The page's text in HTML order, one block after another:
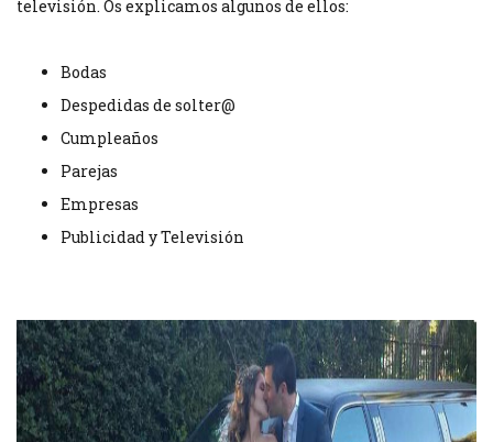
televisión. Os explicamos algunos de ellos:
Bodas
Despedidas de solter@
Cumpleaños
Parejas
Empresas
Publicidad y Televisión